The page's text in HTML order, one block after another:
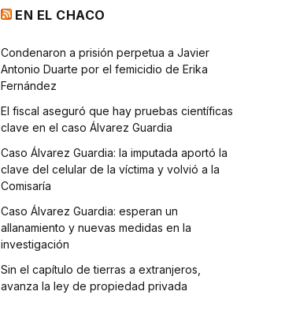
EN EL CHACO
Condenaron a prisión perpetua a Javier
Antonio Duarte por el femicidio de Erika
Fernández
El fiscal aseguró que hay pruebas científicas
clave en el caso Álvarez Guardia
Caso Álvarez Guardia: la imputada aportó la
clave del celular de la víctima y volvió a la
Comisaría
Caso Álvarez Guardia: esperan un
allanamiento y nuevas medidas en la
investigación
Sin el capítulo de tierras a extranjeros,
avanza la ley de propiedad privada